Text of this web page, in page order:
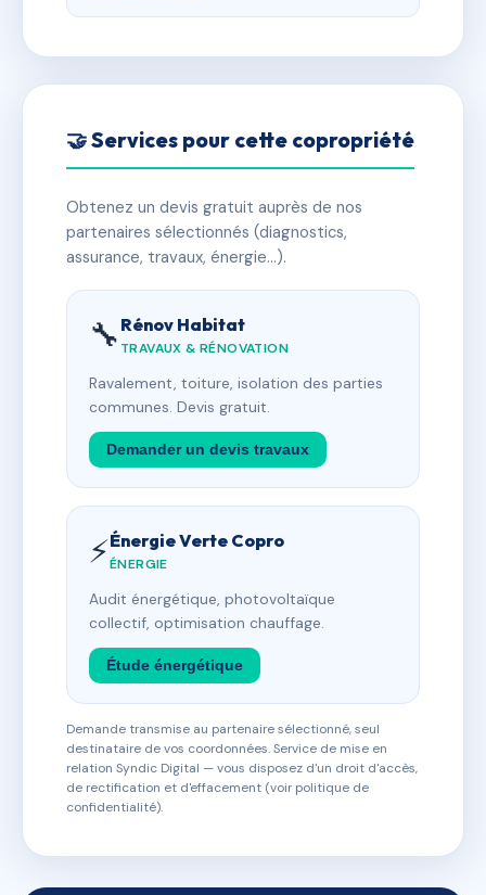
🤝 Services pour cette copropriété
Obtenez un devis gratuit auprès de nos
partenaires sélectionnés (diagnostics,
assurance, travaux, énergie…).
🔧 Rénov Habitat
TRAVAUX & RÉNOVATION
Ravalement, toiture, isolation des parties
communes. Devis gratuit.
Demander un devis travaux
⚡Énergie Verte Copro
ÉNERGIE
Audit énergétique, photovoltaïque
collectif, optimisation chauffage.
Étude énergétique
Demande transmise au partenaire sélectionné, seul
destinataire de vos coordonnées. Service de mise en
relation Syndic Digital — vous disposez d'un droit d'accès,
de rectification et d'effacement (voir politique de
confidentialité).